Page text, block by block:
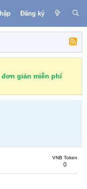
Đăng ký
giản miễn phí
VNB Token
0